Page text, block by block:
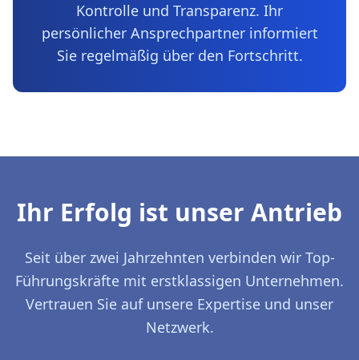
Kontrolle und Transparenz. Ihr
persönlicher Ansprechpartner informiert
Sie regelmäßig über den Fortschritt.
Ihr Erfolg ist unser Antrieb
Seit über zwei Jahrzehnten verbinden wir Top-
Führungskräfte mit erstklassigen Unternehmen.
Vertrauen Sie auf unsere Expertise und unser
Netzwerk.